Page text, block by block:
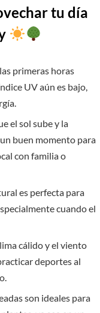
tu día
primeras horas
UV aún es bajo,
el sol sube y la
buen momento para
con familia o
es perfecta para
cuando el
cálido y el viento
deportes al
son ideales para